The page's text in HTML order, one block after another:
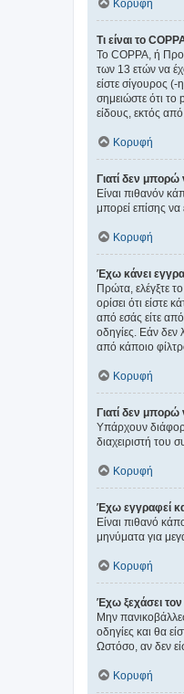
Κορυφή
Τι είναι το
Το COPPA, ή
των 13 ετών να
είστε σίγουρος
σημειώστε ότι
είδους, εκτός
Κορυφή
Γιατί δεν
Είναι πιθανόν
μπορεί επίσης να
Κορυφή
Έχω κάνει
Πρώτα, ελέγξτε
ορίσει ότι είστε
από εσάς είτε
οδηγίες. Εάν δεν
από κάποιο
Κορυφή
Γιατί δεν
Υπάρχουν
διαχειριστή του
Κορυφή
Έχω εγγραφεί
Είναι πιθανό
μηνύματα για
Κορυφή
Έχω ξεχάσει
Μην
οδηγίες και θα
Ωστόσο, αν δεν
Κορυφή